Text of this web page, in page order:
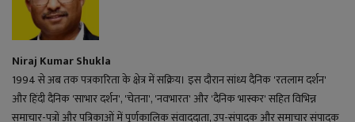
Niraj Kumar Shukla
1994 से अब तक पत्रकारिता के क्षेत्र में सक्रिय। इस दौरान सांध्य दैनिक 'रतलाम दर्शन'
और हिंदी दैनिक 'साभार दर्शन', 'चेतना', 'नवभारत' और 'दैनिक भास्कर' सहित विभिन्न
समाचार-पत्रों और पत्रिकाओं में पूर्णकालिक संवाददाता, उप-संपादक और समाचार संपादक